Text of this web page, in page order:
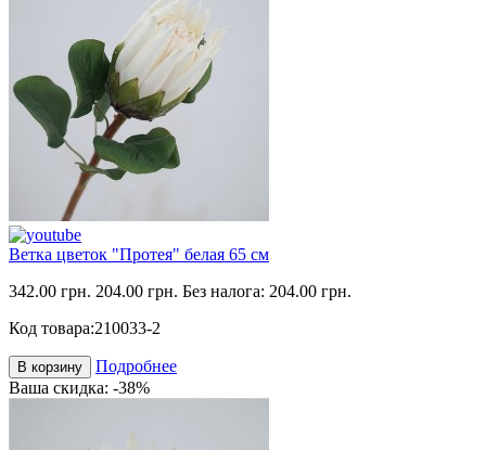
Ветка цветок "Протея" белая 65 см
342.00 грн. 204.00 грн. Без налога: 204.00 грн.
Код товара:210033-2
В корзину
Подробнее
Ваша скидка: -38%